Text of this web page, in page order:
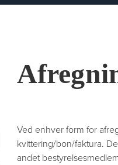
Ved enhver form for
kvittering/bon/faktura.
andet